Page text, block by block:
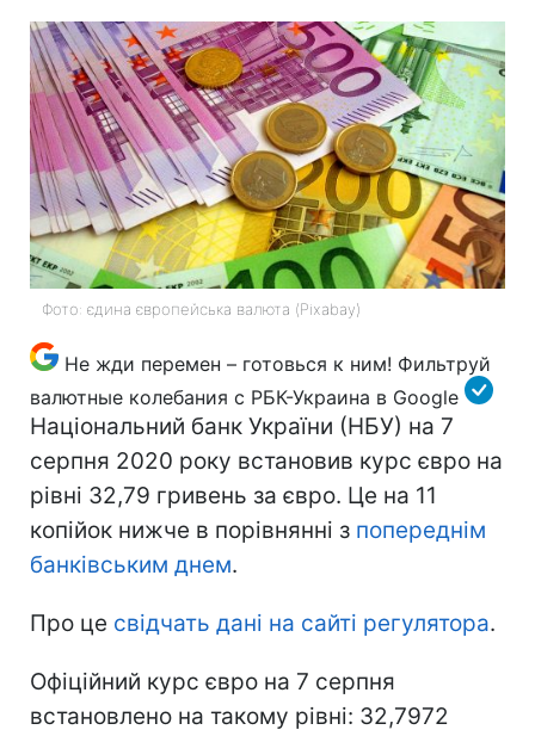
Фото: єдина європейська валюта (Pіxabay)
Не жди перемен – готовься к ним! Фильтруй
валютные колебания с РБК-Украина в Google
Національний банк України (НБУ) на 7
серпня 2020 року встановив курс євро на
рівні 32,79 гривень за євро. Це на 11
копійок нижче в порівнянні з попереднім
банківським днем.
Про це свідчать дані на сайті регулятора.
Офіційний курс євро на 7 серпня
встановлено на такому рівні: 32,7972